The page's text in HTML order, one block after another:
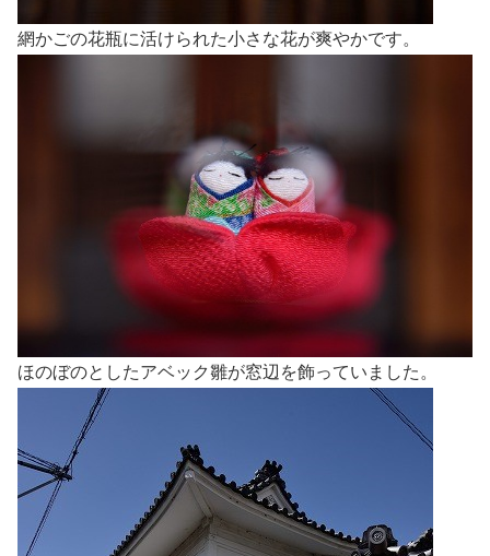
網かごの花瓶に活けられた小さな花が爽やかです。
ほのぼのとしたアベック雛が窓辺を飾っていました。